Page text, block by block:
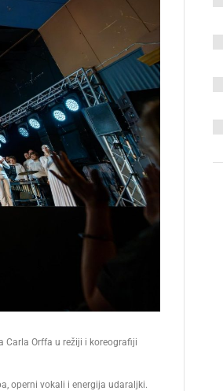
Carla Orffa u režiji i koreografiji
operni vokali i energija udaraljki.